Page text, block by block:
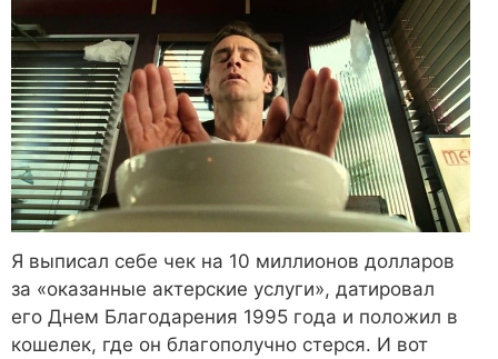
Я выписал себе чек на 10 миллионов долларов
за «оказанные актерские услуги», датировал
его Днем Благодарения 1995 года и положил в
кошелек, где он благополучно стерся. И вот